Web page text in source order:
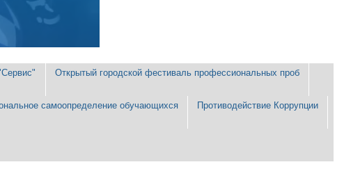
Открытый городской фестиваль профессиональных проб
самоопределение обучающихся Противодействие Коррупции